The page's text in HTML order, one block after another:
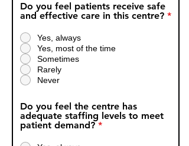
Do you feel patients receive safe
and effective care in this centre? *
Yes, always
Yes, most of the time
Sometimes
Rarely
Never
Do you feel the centre has
adequate staffing levels to meet
patient demand? *